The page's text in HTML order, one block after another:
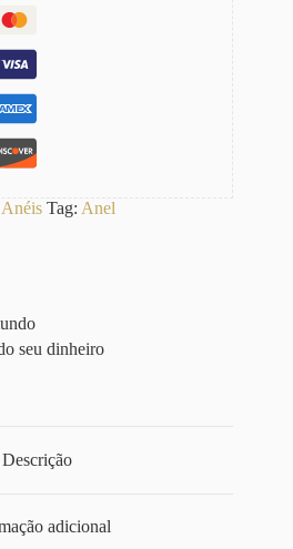
Anéis Tag: Anel
seu dinheiro
Descrição
adicional